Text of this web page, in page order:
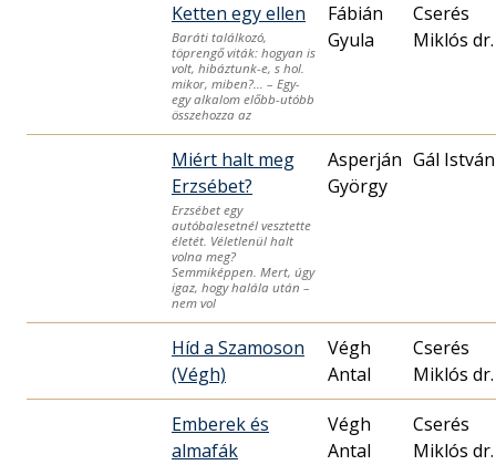
Ketten egy ellen
Baráti találkozó,
töprengő viták: hogyan is
volt, hibáztunk-e, s hol.
mikor, miben?… – Egy-
egy alkalom előbb-utóbb
összehozza az
Fábián
Gyula
Cserés
Miklós dr.
Miért halt meg
Erzsébet?
Erzsébet egy
autóbalesetnél vesztette
életét. Véletlenül halt
volna meg?
Semmiképpen. Mert, úgy
igaz, hogy halála után –
nem vol
Asperján
György
Gál István
Híd a Szamoson
(Végh)
Végh
Antal
Cserés
Miklós dr.
Emberek és
almafák
Végh
Antal
Cserés
Miklós dr.